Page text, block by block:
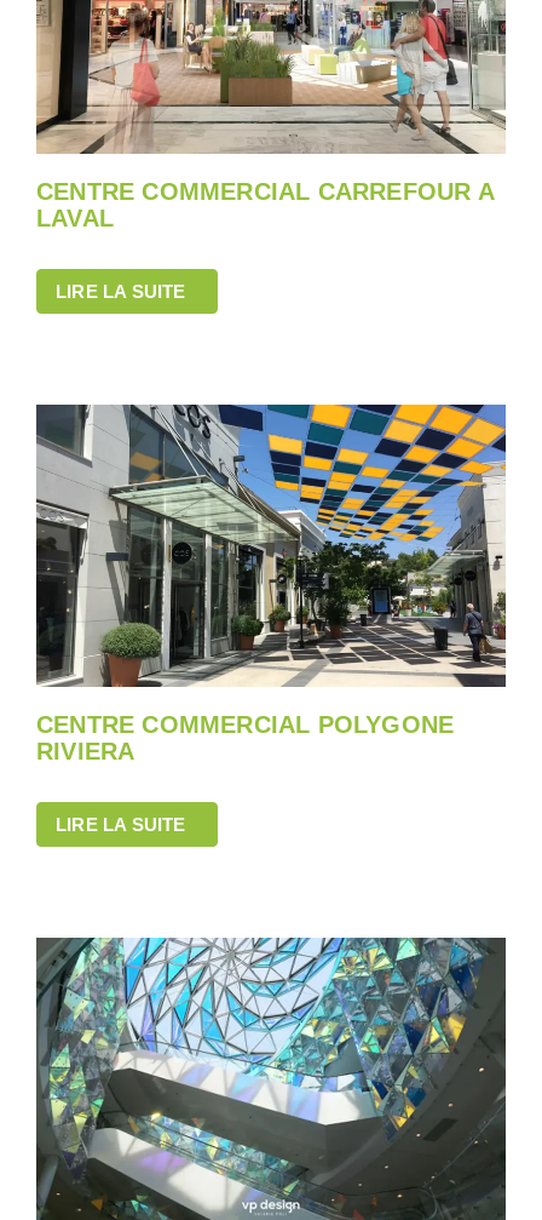
CENTRE COMMERCIAL CARREFOUR A
LAVAL
LIRE LA SUITE
CENTRE COMMERCIAL POLYGONE
RIVIERA
LIRE LA SUITE